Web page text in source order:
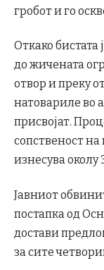
гробот и го
Откако бистата
до жичената
отвор и преку
натовариле во
присвојат.
сопственост
изнесува околу
Јавниот
постапка од
достави
за сите